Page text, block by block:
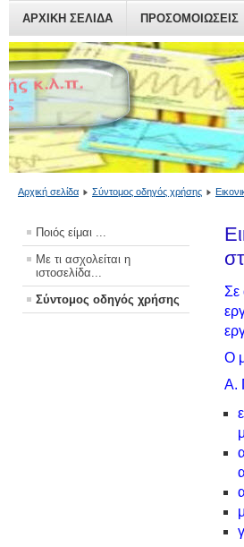
ΑΡΧΙΚΗ ΣΕΛΙΔΑ ΠΡΟΣΟΜΟΙΏΣΕΙΣ
Αρχική σελίδα Σύντομος οδηγός χρήσης
Ποιός είμαι ...
Με τι ασχολείται η
ιστοσελίδα...
Σύντομος οδηγός χρήσης
Σε
Ο
Α.